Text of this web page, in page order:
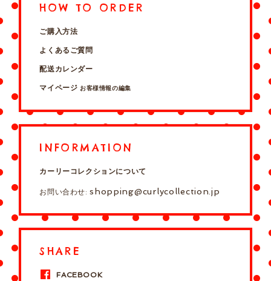
HOW TO ORDER
ご購入方法
よくあるご質問
配送カレンダー
マイページ お客様情報の編集
INFORMATION
カーリーコレクションについて
お問い合わせ:shopping@curlycollection.jp
SHARE
FACEBOOK